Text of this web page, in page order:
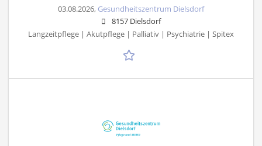
03.08.2026, Gesundheitszentrum Dielsdorf
8157 Dielsdorf
Langzeitpflege | Akutpflege | Palliativ | Psychiatrie | Spitex